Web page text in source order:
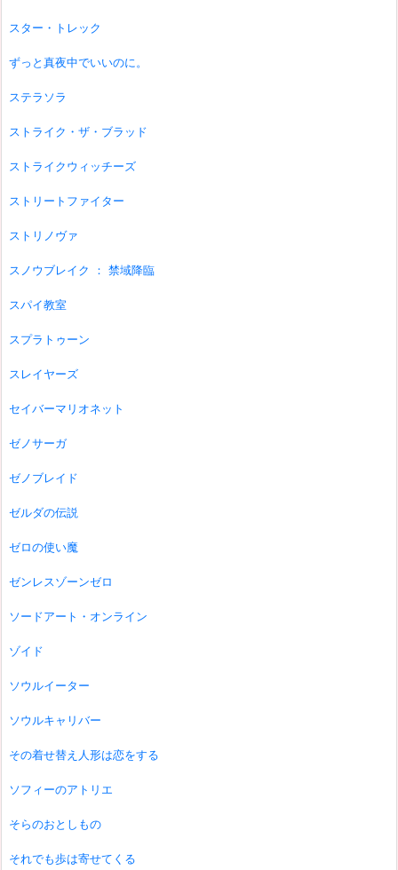
スター・トレック
ずっと真夜中でいいのに。
ステラソラ
ストライク・ザ・ブラッド
ストライクウィッチーズ
ストリートファイター
ストリノヴァ
スノウブレイク ： 禁域降臨
スパイ教室
スプラトゥーン
スレイヤーズ
セイバーマリオネット
ゼノサーガ
ゼノブレイド
ゼルダの伝説
ゼロの使い魔
ゼンレスゾーンゼロ
ソードアート・オンライン
ゾイド
ソウルイーター
ソウルキャリバー
その着せ替え人形は恋をする
ソフィーのアトリエ
そらのおとしもの
それでも歩は寄せてくる